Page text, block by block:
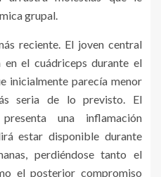
grupal.
reciente. El joven central
el cuádriceps durante el
inicialmente parecía menor
seria de lo previsto. El
una inflamación
estar disponible durante
perdiéndose tanto el
el posterior compromiso